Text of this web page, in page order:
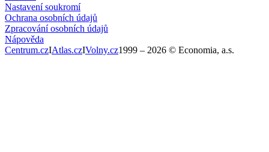
Nastavení soukromí
Ochrana osobních údajů
Zpracování osobních údajů
Nápověda
Centrum.czIAtlas.czIVolny.cz1999 – 2026 © Economia, a.s.